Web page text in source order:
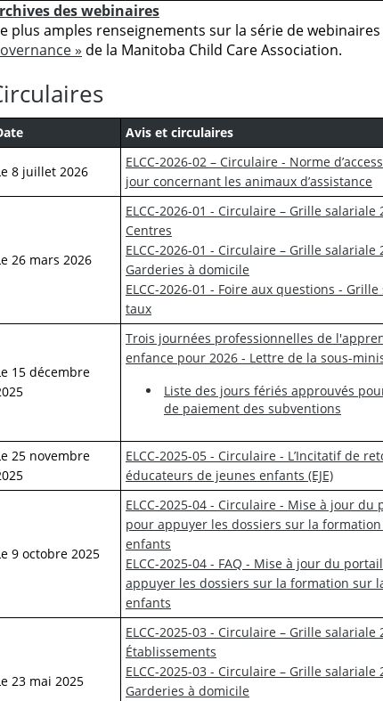
des webinaires
plus amples renseignements sur la série de webinaires
» de la Manitoba Child Care Association.
Avis et circulaires
8 juillet 2026
ELCC-2026-02 – Circulaire - Norme
jour concernant les animaux d’assistance
26 mars 2026
ELCC-2026-01 - Circulaire – Grille
Centres
ELCC-2026-01 - Circulaire – Grille
Garderies à domicile
ELCC-2026-01 - Foire aux questions -
taux
15 décembre
Trois journées professionnelles de
enfance pour 2026 - Lettre de la sous-
Liste des jours fériés approuvés
de paiement des subventions
25 novembre
ELCC-2025-05 - Circulaire - L’Incitatif de
éducateurs de jeunes enfants (EJE)
9 octobre 2025
ELCC-2025-04 - Circulaire - Mise à jour
pour appuyer les dossiers sur la
enfants
ELCC-2025-04 - FAQ - Mise à jour du
appuyer les dossiers sur la formation sur
enfants
23 mai 2025
ELCC-2025-03 - Circulaire – Grille
Établissements
ELCC-2025-03 - Circulaire – Grille
Garderies à domicile